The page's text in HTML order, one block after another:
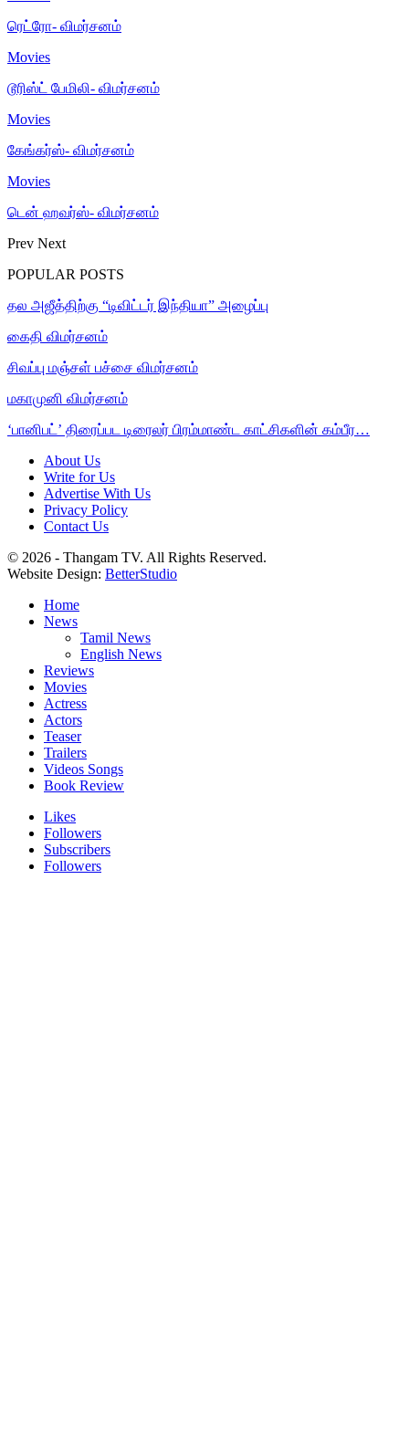
ரெட்ரோ- விமர்சனம்
Movies
டூரிஸ்ட் பேமிலி- விமர்சனம்
Movies
கேங்கர்ஸ்- விமர்சனம்
Movies
டென் ஹவர்ஸ்- விமர்சனம்
Prev Next
POPULAR POSTS
தல அஜீத்திற்கு “டிவிட்டர் இந்தியா” அழைப்பு
கைதி விமர்சனம்
சிவப்பு மஞ்சள் பச்சை விமர்சனம்
மகாமுனி விமர்சனம்
‘பானிபட்’ திரைப்பட டிரைலர் பிரம்மாண்ட காட்சிகளின் கம்பீர…
About Us
Write for Us
Advertise With Us
Privacy Policy
Contact Us
© 2026 - Thangam TV. All Rights Reserved.
Website Design: BetterStudio
Home
News
Tamil News
English News
Reviews
Movies
Actress
Actors
Teaser
Trailers
Videos Songs
Book Review
Likes
Followers
Subscribers
Followers